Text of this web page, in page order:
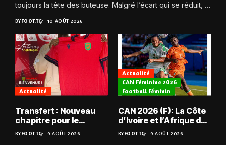
toujours la tête des buteuse. Malgré l’écart qui se réduit, la
BYFOOT.TG 10 AOÛT 2026
Actualité
Transfert : Nouveau
chapitre pour le
Togolais Antoine
Agbetogon, au Mali
BYFOOT.TG 9 AOÛT 2026
Actualité
CAN Féminine 2026
Football Féminin
CAN 2026 (F): La Côte
d’Ivoire et l’Afrique du
Sud tombent
BYFOOT.TG 9 AOÛT 2026